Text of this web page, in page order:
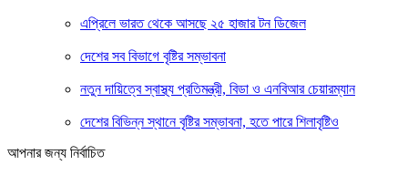
এপ্রিলে ভারত থেকে আসছে ২৫ হাজার টন ডিজেল
দেশের সব বিভাগে বৃষ্টির সম্ভাবনা
নতুন দায়িত্বে স্বাস্থ্য প্রতিমন্ত্রী, বিডা ও এনবিআর চেয়ারম্যান
দেশের বিভিন্ন স্থানে বৃষ্টির সম্ভাবনা, হতে পারে শিলাবৃষ্টিও
আপনার জন্য নির্বাচিত